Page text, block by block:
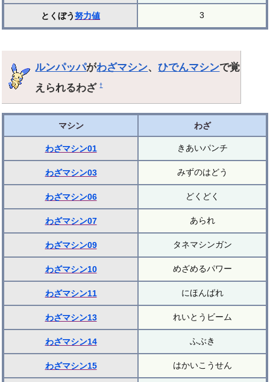
とくぼう努力値 3
ルンパッパがわざマシン、ひでんマシンで覚
えられるわざ†
マシン わざ
わざマシン01 きあいパンチ
わざマシン03 みずのはどう
わざマシン06 どくどく
わざマシン07 あられ
わざマシン09 タネマシンガン
わざマシン10 めざめるパワー
わざマシン11 にほんばれ
わざマシン13 れいとうビーム
わざマシン14 ふぶき
わざマシン15 はかいこうせん